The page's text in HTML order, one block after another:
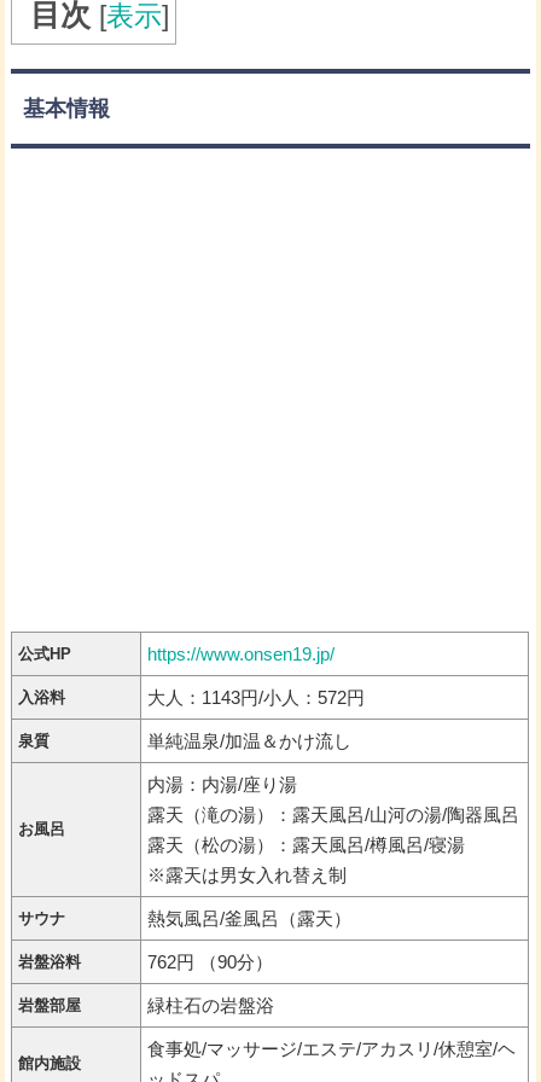
目次 [表示]
基本情報
公式HP https://www.onsen19.jp/
入浴料 大人：1143円/小人：572円
泉質 単純温泉/加温＆かけ流し
お風呂
内湯：内湯/座り湯
露天（滝の湯）：露天風呂/山河の湯/陶器風呂
露天（松の湯）：露天風呂/樽風呂/寝湯
※露天は男女入れ替え制
サウナ 熱気風呂/釜風呂（露天）
岩盤浴料 762円 （90分）
岩盤部屋 緑柱石の岩盤浴
館内施設
食事処/マッサージ/エステ/アカスリ/休憩室/ヘ